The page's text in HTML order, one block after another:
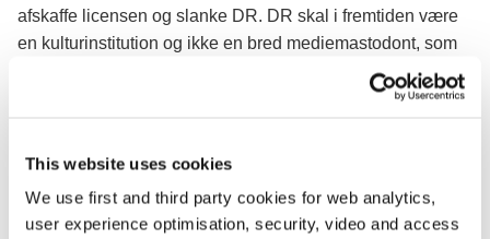
This website uses cookies
We use first and third party cookies for web analytics,
user experience optimisation, security, video and access
afskaffe licensen og slanke DR. DR skal i fremtiden være
en kulturinstitution og ikke en bred mediemastodont, som